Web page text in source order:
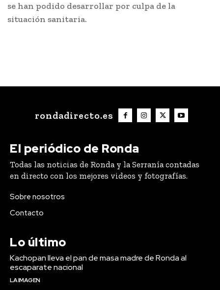
se han podido desarrollar por culpa de la
situación sanitaria.
rondadirecto.es
El periódico de Ronda
Todas las noticias de Ronda y la Serranía contadas
en directo con los mejores videos y fotografías.
Sobre nosotros
Contacto
Lo último
Kachopan lleva el pan de masa madre de Ronda al
escaparate nacional
LA IMAGEN